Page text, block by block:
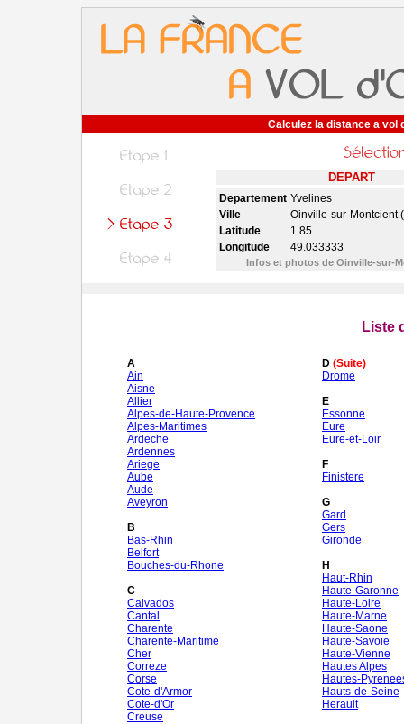
Calculez la distance a vol
DEPART
Departement Yvelines
Ville
Oinville-sur-Montcient
Latitude
1.85
Longitude
49.033333
Infos et photos de Oinville-sur-
Liste
A
Ain
Aisne
Allier
Alpes-de-Haute-Provence
Alpes-Maritimes
Ardeche
Ardennes
Ariege
Aube
Aude
Aveyron
B
Bas-Rhin
Belfort
Bouches-du-Rhone
C
Calvados
Cantal
Charente
Charente-Maritime
Cher
Correze
Corse
Cote-d'Armor
Cote-d'Or
Creuse
D (Suite)
Drome
E
Essonne
Eure
Eure-et-Loir
F
Finistere
G
Gard
Gers
Gironde
H
Haut-Rhin
Haute-Garonne
Haute-Loire
Haute-Marne
Haute-Saone
Haute-Savoie
Haute-Vienne
Hautes Alpes
Hautes-
Hauts-de-Seine
Herault